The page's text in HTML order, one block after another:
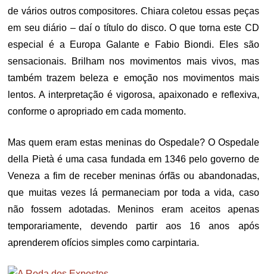
de vários outros compositores. Chiara coletou essas peças
em seu diário – daí o título do disco. O que torna este CD
especial é a Europa Galante e Fabio Biondi. Eles são
sensacionais. Brilham nos movimentos mais vivos, mas
também trazem beleza e emoção nos movimentos mais
lentos. A interpretação é vigorosa, apaixonado e reflexiva,
conforme o apropriado em cada momento.
Mas quem eram estas meninas do Ospedale? O Ospedale
della Pietà é uma casa fundada em 1346 pelo governo de
Veneza a fim de receber meninas órfãs ou abandonadas,
que muitas vezes lá permaneciam por toda a vida, caso
não fossem adotadas. Meninos eram aceitos apenas
temporariamente, devendo partir aos 16 anos após
aprenderem ofícios simples como carpintaria.